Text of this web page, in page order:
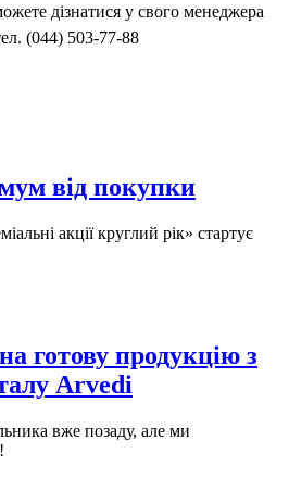
дізнатися у свого менеджера
(044) 503-77-88
від покупки
акції круглий рік» стартує
готову продукцію з
Arvedi
вже позаду, але ми